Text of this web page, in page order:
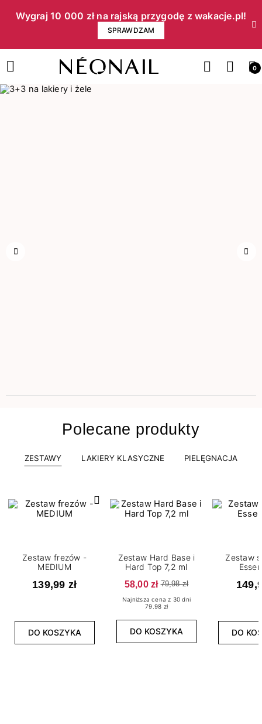
Wygraj 10 000 zł na rajską przygodę z wakacje.pl!​
SPRAWDZAM
0
Polecane produkty
ZESTAWY LAKIERY KLASYCZNE PIELĘGNACJA
Zestaw frezów -
MEDIUM
139,99 zł
DO KOSZYKA
Zestaw Hard Base i
Hard Top 7,2 ml
58,00 zł 79,98 zł
Najniższa cena z 30 dni
79.98 zł
DO KOSZYKA
Zestaw
DO